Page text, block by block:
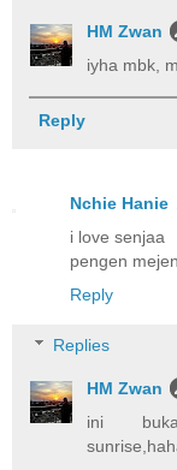
HM Zwan
iyha mbk,
Reply
Nchie Hanie
i love senjaa
pengen
Reply
Replies
HM Zwan
ini